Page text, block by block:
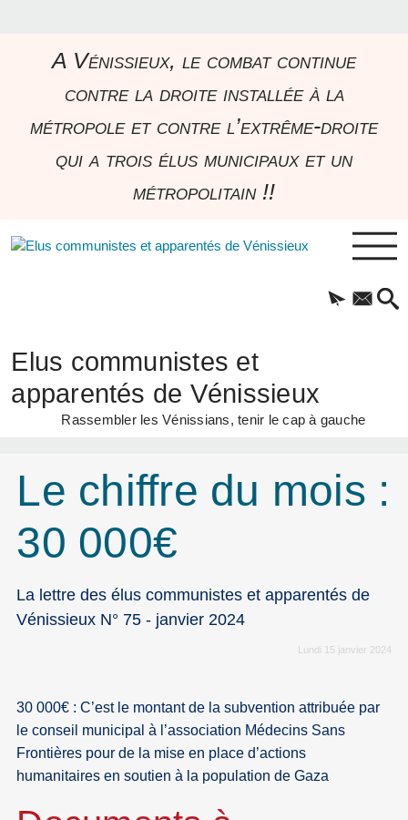
A Vénissieux, le combat continue
contre la droite installée à la
métropole et contre l’extrême-droite
qui a trois élus municipaux et un
métropolitain !!
Elus communistes et
apparentés de Vénissieux
Rassembler les Vénissians, tenir le cap à gauche
Le chiffre du mois :
30 000€
La lettre des élus communistes et apparentés de
Vénissieux N° 75 - janvier 2024
Lundi 15 janvier 2024
30 000€ : C’est le montant de la subvention attribuée par
le conseil municipal à l’association Médecins Sans
Frontières pour de la mise en place d’actions
humanitaires en soutien à la population de Gaza